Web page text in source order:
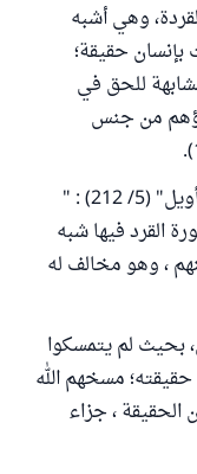
وهي أشبه
حقيقة؛
للحق في
من جنس
وبنحوه قال "القاسمي" في "محاسن التأويل" (5/ 212) : "
القرد فيها شبه
، وهو مخالف له
بحيث لم يتمسكوا
مسخهم الله
، جزاء